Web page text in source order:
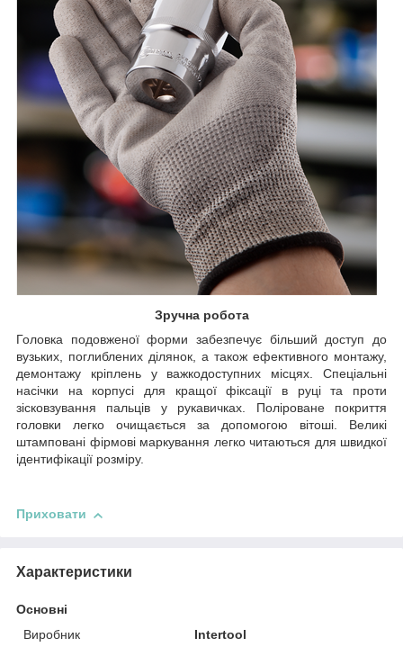
Зручна робота
Головка подовженої форми забезпечує більший доступ до
вузьких, поглиблених ділянок, а також ефективного монтажу,
демонтажу кріплень у важкодоступних місцях. Спеціальні
насічки на корпусі для кращої фіксації в руці та проти
зісковзування пальців у рукавичках. Поліроване покриття
головки легко очищається за допомогою вітоші. Великі
штамповані фірмові маркування легко читаються для швидкої
ідентифікації розміру.
Приховати
Характеристики
Основні
Виробник
Intertool